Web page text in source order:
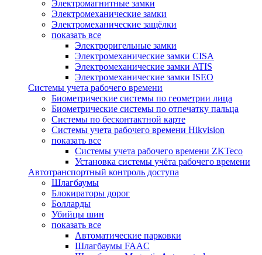
Электромагнитные замки
Электромеханические замки
Электромеханические защёлки
показать все
Электроригельные замки
Электромеханические замки CISA
Электромеханические замки ATIS
Электромеханические замки ISEO
Системы учета рабочего времени
Биометрические системы по геометрии лица
Биометрические системы по отпечатку пальца
Системы по бесконтактной карте
Системы учета рабочего времени Hikvision
показать все
Системы учета рабочего времени ZKTeco
Установка системы учёта рабочего времени
Автотранспортный контроль доступа
Шлагбаумы
Блокираторы дорог
Болларды
Убийцы шин
показать все
Автоматические парковки
Шлагбаумы FAAC